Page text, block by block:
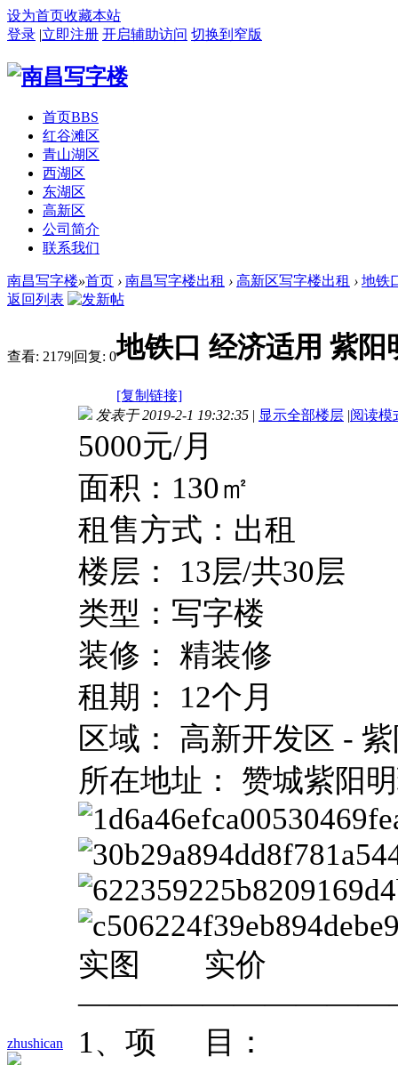
设为首页收藏本站
登录 |立即注册 开启辅助访问 切换到窄版
首页BBS
红谷滩区
青山湖区
西湖区
东湖区
高新区
公司简介
联系我们
南昌写字楼»首页 › 南昌写字楼出租 › 高新区写字楼出租 › 地铁
返回列表
查看: 2179|回复: 0地铁口 经济适用 紫阳
[复制链接]
zhushican
发表于 2019-2-1 19:32:35 | 显示全部楼层 |阅读模
5000元/月
面积：130㎡
租售方式：出租
楼层： 13层/共30层
类型：写字楼
装修： 精装修
租期： 12个月
区域： 高新开发区 -
所在地址： 赞城紫阳
实图 实价
1、项 目：